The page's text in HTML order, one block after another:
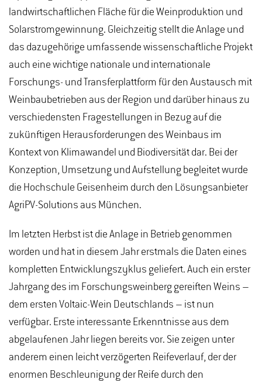
landwirtschaftlichen Fläche für die Weinproduktion und
Solarstromgewinnung. Gleichzeitig stellt die Anlage und
das dazugehörige umfassende wissenschaftliche Projekt
auch eine wichtige nationale und internationale
Forschungs- und Transferplattform für den Austausch mit
Weinbaubetrieben aus der Region und darüber hinaus zu
verschiedensten Fragestellungen in Bezug auf die
zukünftigen Herausforderungen des Weinbaus im
Kontext von Klimawandel und Biodiversität dar. Bei der
Konzeption, Umsetzung und Aufstellung begleitet wurde
die Hochschule Geisenheim durch den Lösungsanbieter
AgriPV-Solutions aus München.
Im letzten Herbst ist die Anlage in Betrieb genommen
worden und hat in diesem Jahr erstmals die Daten eines
kompletten Entwicklungszyklus geliefert. Auch ein erster
Jahrgang des im Forschungsweinberg gereiften Weins –
dem ersten Voltaic-Wein Deutschlands – ist nun
verfügbar. Erste interessante Erkenntnisse aus dem
abgelaufenen Jahr liegen bereits vor. Sie zeigen unter
anderem einen leicht verzögerten Reifeverlauf, der der
enormen Beschleunigung der Reife durch den